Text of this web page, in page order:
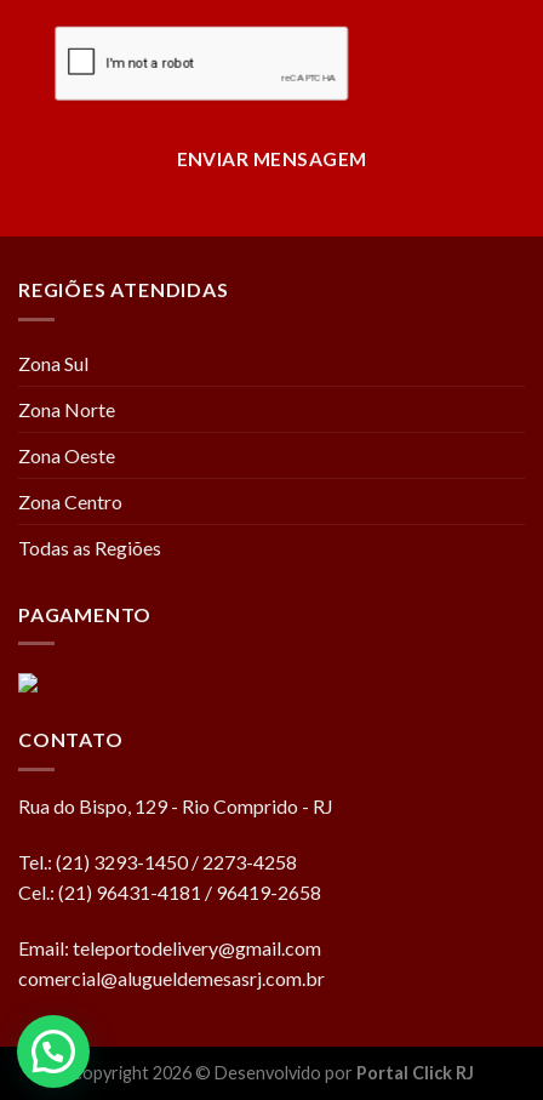
ENVIAR MENSAGEM
REGIÕES ATENDIDAS
Zona Sul
Zona Norte
Zona Oeste
Zona Centro
Todas as Regiões
PAGAMENTO
CONTATO
Rua do Bispo, 129 - Rio Comprido - RJ
Tel.: (21) 3293-1450 / 2273-4258
Cel.: (21) 96431-4181 / 96419-2658
Email: teleportodelivery@gmail.com
comercial@alugueldemesasrj.com.br
Copyright 2026 © Desenvolvido por Portal Click RJ